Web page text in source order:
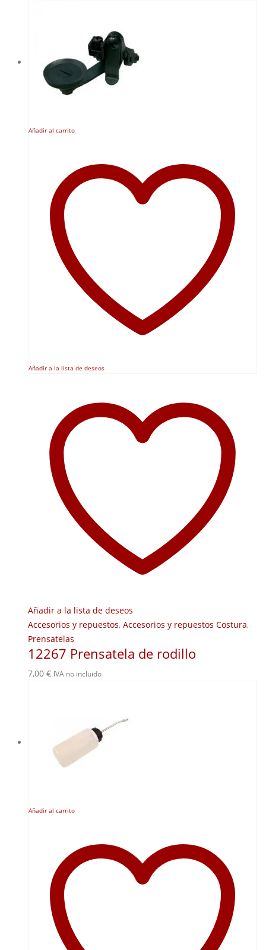
Añadir al carrito
Añadir a la lista de deseos
Añadir a la lista de deseos
Accesorios y repuestos, Accesorios y repuestos Costura,
Prensatelas
12267 Prensatela de rodillo
7,00 € IVA no incluido
Añadir al carrito